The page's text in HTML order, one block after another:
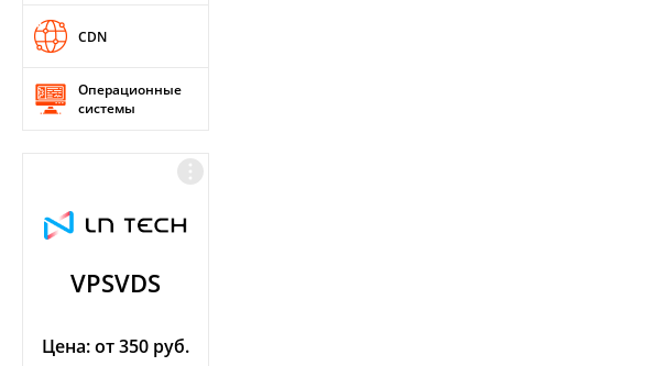
CDN
Операционные
системы
VPSVDS
Цена: от 350 руб.